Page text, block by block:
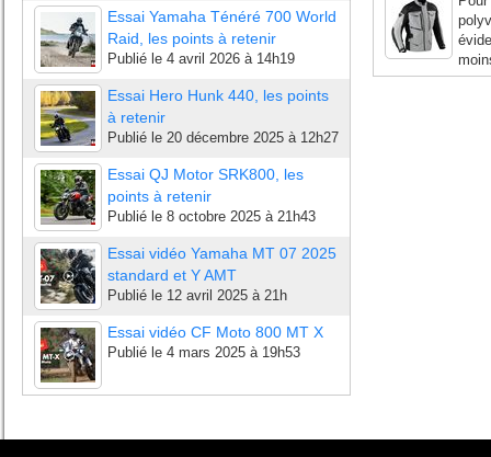
Essai Yamaha Ténéré 700 World
Raid, les points à retenir
Publié le 4 avril 2026 à 14h19
Essai Hero Hunk 440, les points
à retenir
Publié le 20 décembre 2025 à 12h27
Essai QJ Motor SRK800, les
points à retenir
Publié le 8 octobre 2025 à 21h43
Essai vidéo Yamaha MT 07 2025
standard et Y AMT
Publié le 12 avril 2025 à 21h
Essai vidéo CF Moto 800 MT X
Publié le 4 mars 2025 à 19h53